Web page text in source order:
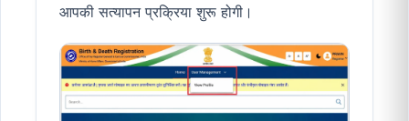
आपकी सत्यापन प्रक्रिया शुरू होगी।